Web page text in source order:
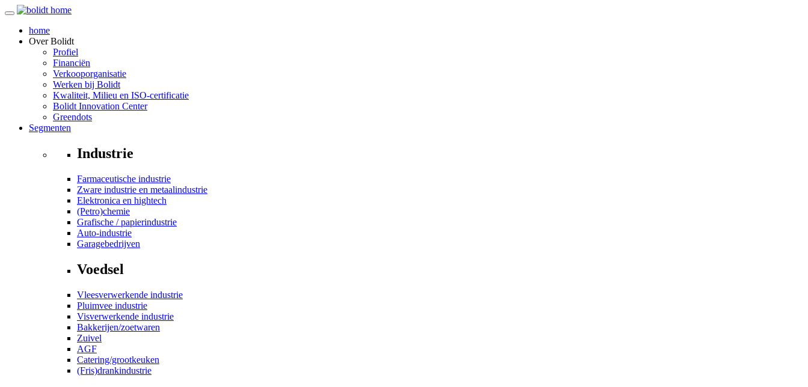
home
OverBolidt
Profiel
Financiën
Verkooporganisatie
Werken bij Bolidt
Kwaliteit, Milieu en ISO-certificatie
Bolidt Innovation Center
Greendots
Segmenten
Industrie
Farmaceutische industrie
Zware industrie en metaalindustrie
Elektronica en hightech
(Petro)chemie
Grafische / papierindustrie
Auto-industrie
Garagebedrijven
Voedsel
Vleesverwerkende industrie
Pluimvee industrie
Visverwerkende industrie
Bakkerijen/zoetwaren
Zuivel
AGF
Catering/grootkeuken
(Fris)drankindustrie